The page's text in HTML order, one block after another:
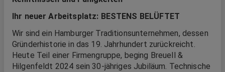
Ihr neuer Arbeitsplatz: BESTENS BELÜFTET
Wir sind ein Hamburger Traditionsunternehmen, dessen
Gründerhistorie in das 19. Jahrhundert zurückreicht.
Heute Teil einer Firmengruppe, beging Breuell &
Hilgenfeldt 2024 sein 30‑jähriges Jubiläum. Technische